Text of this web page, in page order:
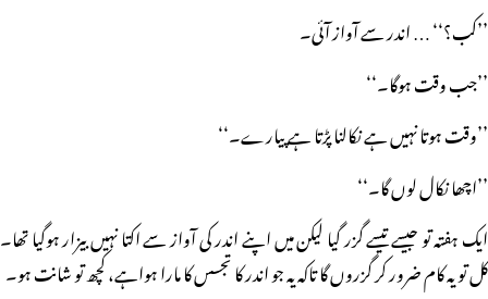
’’کب؟‘‘ … اندر سے آواز آئی۔
’’جب وقت ہوگا۔‘‘
’’وقت ہوتا نہیں ہے نکالنا پڑتا ہے پیارے۔‘‘
’’اچھا نکال لوں گا۔‘‘
ایک ہفتہ تو جیسے تیسے گزر گیا لیکن میں اپنے اندر کی آواز سے اکتا نہیں بیزار ہوگیا تھا۔
کل تو یہ کام ضرور کر گزروں گا تاکہ یہ جو اندر کا تجسس کا مارا ہواہے، کچھ تو شانت ہو۔